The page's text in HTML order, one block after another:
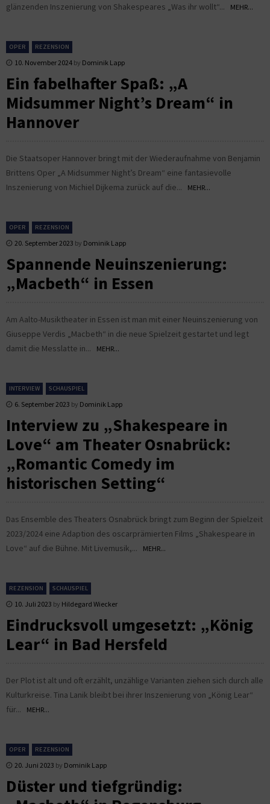
glänzenden Inszenierung von Shakespeares „Was ihr wollt“...
MEHR...
OPER REZENSION
10. November 2024 by Dominik Lapp
Ein fabelhafter Spaß: „A
Midsummer Night’s Dream“ in
Hannover
Die Staatsoper Hannover bringt mit der Wiederaufnahme von Benjamin
Brittens Oper „A Midsummer Night’s Dream“ eine fantasievolle
Inszenierung von Michiel Dijkema zurück auf die...
MEHR...
OPER REZENSION
20. September 2023 by Dominik Lapp
Spannende Neuinszenierung:
„Macbeth“ in Essen
Am Aalto-Musiktheater in Essen ist man mit einer Neuinszenierung von
Giuseppe Verdis „Macbeth“ in die neue Spielzeit gestartet und legt
damit die Messlatte in...
MEHR...
INTERVIEW SCHAUSPIEL
6. September 2023 by Dominik Lapp
Interview zu „Shakespeare in
Love“ am Theater Osnabrück:
„Romantic Comedy im
historischen Setting“
Das Ensemble des Theaters Osnabrück bringt zum Beginn der Spielzeit
2023/2024 eine Adaption des oscarprämierten Films „Shakespeare in
Love“ auf die Bühne. Mit Livemusik,...
MEHR...
REZENSION SCHAUSPIEL
10. Juli 2023 by Hildegard Wiecker
Eindrucksvoll umgesetzt: „König
Lear“ in Bad Hersfeld
Der Plot ist alt und oft erzählt, unzählige Varianten ziehen sich durch alle
Kulturkreise. Tina Lanik bleibt bei ihrer Inszenierung von „König Lear“
für...
MEHR...
OPER REZENSION
20. Juni 2023 by Dominik Lapp
Düster und tiefgründig: